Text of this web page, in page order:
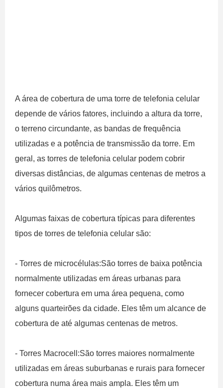
A área de cobertura de uma torre de telefonia celular
depende de vários fatores, incluindo a altura da torre,
o terreno circundante, as bandas de frequência
utilizadas e a potência de transmissão da torre. Em
geral, as torres de telefonia celular podem cobrir
diversas distâncias, de algumas centenas de metros a
vários quilômetros.
Algumas faixas de cobertura típicas para diferentes
tipos de torres de telefonia celular são:
- Torres de microcélulas:São torres de baixa potência
normalmente utilizadas em áreas urbanas para
fornecer cobertura em uma área pequena, como
alguns quarteirões da cidade. Eles têm um alcance de
cobertura de até algumas centenas de metros.
- Torres Macrocell:São torres maiores normalmente
utilizadas em áreas suburbanas e rurais para fornecer
cobertura numa área mais ampla. Eles têm um